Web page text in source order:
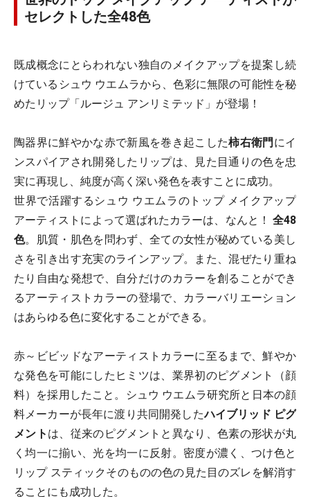
セレクトした全48色
既成概念にとらわれない独自のメイクアップを提案し続
けているシュウ ウエムラから、色彩に無限の可能性を秘
めたリップ「ルージュ アンリミテッド」が登場！
陶器界に鮮やかな赤で新風を巻き起こした柿右衛門 にイ
ンスパイアされ開発したリップは、見た目通りの色を忠
実に再現し、純度が高く深い発色を表すことに成功。
世界で活躍するシュウ ウエムラのトップ メイクアップ
アーティストによって選ばれたカラーは、なんと！ 全48
色。肌質・肌色を問わず、全ての女性が秘めている美し
さを引き出す充実のラインアップ。また、混ぜたり重ね
たり自由な発想で、自分だけのカラーを創ることができ
るアーティストカラーの登場で、カラーバリエーション
はあらゆる色に変化することができる。
赤～ビビッドなアーティストカラーに至るまで、鮮やか
な発色を可能にしたヒミツは、業界初のピグメント（顔
料）を採用したこと。シュウ ウエムラ研究所と日本の顔
料メーカーが長年に渡り共同開発したハイブリッド ピグ
メント は、従来のピグメントと異なり、色素の形状が丸
く均一に揃い、光を均一に反射。密度が濃く、つけ色と
リップ スティックそのものの色の見た目のズレを解消す
ることにも成功した。